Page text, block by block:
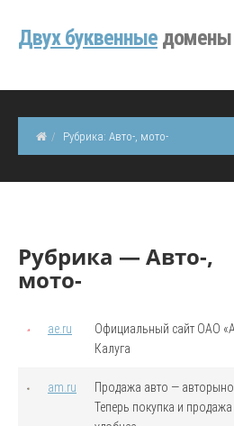
Двуx буквенные домены
Рубрика: Авто-, мото-
Рубрика — Авто-,
мото-
ae.ru
Официальный сайт ОАО
Калуга
am.ru
Продажа авто —
Теперь покупка и